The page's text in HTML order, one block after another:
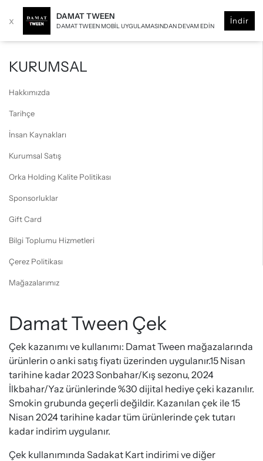
x DAMAT TWEEN
DAMAT TWEEN MOBIL UYGULAMASINDAN DEVAM EDIN
İndir
KURUMSAL
Hakkımızda
Tarihçe
İnsan Kaynakları
Kurumsal Satış
Orka Holding Kalite Politikası
Sponsorluklar
Gift Card
Bilgi Toplumu Hizmetleri
Çerez Politikası
Mağazalarımız
Damat Tween Çek
Çek kazanımı ve kullanımı: Damat Tween mağazalarında
ürünlerin o anki satış fiyatı üzerinden uygulanır.15 Nisan
tarihine kadar 2023 Sonbahar/Kış sezonu, 2024
İlkbahar/Yaz ürünlerinde %30 dijital hediye çeki kazanılır.
Smokin grubunda geçerli değildir. Kazanılan çek ile 15
Nisan 2024 tarihine kadar tüm ürünlerinde çek tutarı
kadar indirim uygulanır.
Çek kullanımında Sadakat Kart indirimi ve diğer